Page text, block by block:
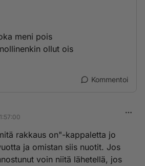
meni pois
ollut ois
Kommentoi
rakkaus on"-kappaletta jo
ja omistan siis nuotit. Jos
voin niitä lähetellä, jos